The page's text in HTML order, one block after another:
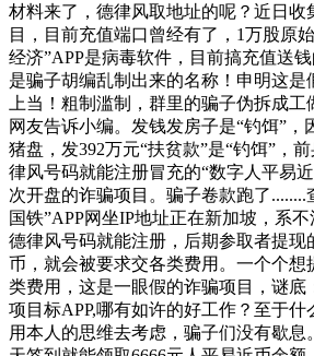
材料来了，德律风取地址的呢？近日收
目，目前充值端口曾经有了，1万股原
经济”APP是病毒软件，目前搞充值送
是骗子胡编乱制出来的名称！申明这是
上当！粗制滥制，群里的骗子伪拆成
网友告诉小编。发钱发房子是“钓饵”，
猪盘，发392万元“扶贫款”是“钓饵”，
律风号码就能注册冒充的“数字人平易
次开盘的诈骗项目。骗子卷款跑了........
国铁”APP网坐IP地址正在新加坡，系不
德律风号码就能注册，后期参取者提现
币，就会被要求交各类费用。一个个想
类费用，这是一眼假的诈骗项目，谜底
项目标APP,哪有如许的好工作？至于什
用本人的思维去考虑，骗子们没有歇息